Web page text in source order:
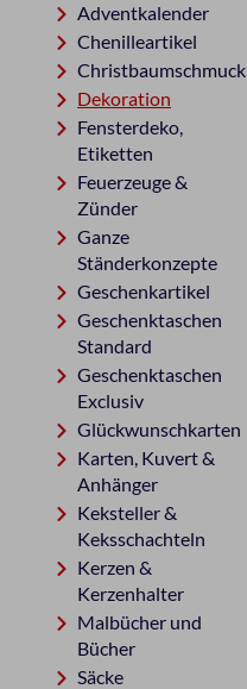
Adventkalender
Chenilleartikel
Christbaumschmuck
Dekoration
Fensterdeko,
Etiketten
Feuerzeuge &
Zünder
Ganze
Ständerkonzepte
Geschenkartikel
Geschenktaschen
Standard
Geschenktaschen
Exclusiv
Glückwunschkarten
Karten, Kuvert &
Anhänger
Keksteller &
Keksschachteln
Kerzen &
Kerzenhalter
Malbücher und
Bücher
Säcke